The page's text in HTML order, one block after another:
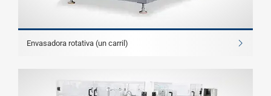
Envasadora rotativa (un carril)